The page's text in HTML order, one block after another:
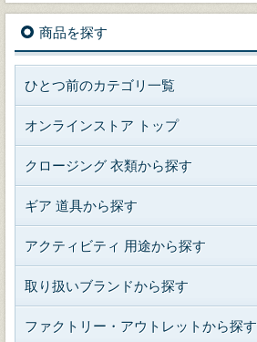
商品を探す
ひとつ前のカテゴリ一覧
オンラインストア トップ
クロージング 衣類から探す
ギア 道具から探す
アクティビティ 用途から探す
取り扱いブランドから探す
ファクトリー・アウトレットから探す